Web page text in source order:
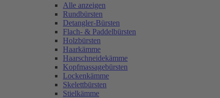
Alle anzeigen
Rundbürsten
Detangler-Bürsten
Flach- & Paddelbürsten
Holzbürsten
Haarkämme
Haarschneidekämme
Kopfmassagebürsten
Lockenkämme
Skelettbürsten
Stielkämme